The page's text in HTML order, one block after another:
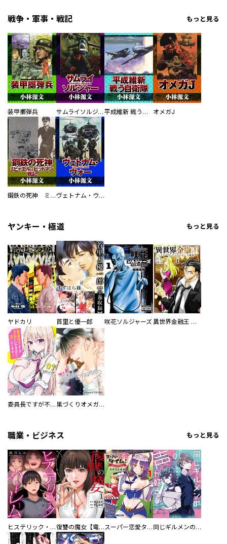
戦争・軍事・戦記 もっと見る
装甲擲弾兵 サムライソルジャー SAMURAI SOLDIER 平成維新 戦う自衛隊 オメガJ
鋼鉄の死神 ミヒャエル・ビットマン戦記 ヴェトナム・ウォー VIETNAM WAR
ヤンキー・極道 もっと見る
ヤドカリ 首里と優一郎 咲花ソルジャーズ 異世界金融王 ～クローネ・ゴルディオンの覇道～
委員長ですが不良になるほど恋してます！ 巣づくりオメガバース
職業・ビジネス もっと見る
ヒステリック・ハーレム～搾られる男と堕ちる女～【電子単行本版】 復讐の魔女【電子単行本版】 スーパー恋愛タイム！～現場でドＳな彼女は自宅でデレる～ 同じギルメンの声が好き